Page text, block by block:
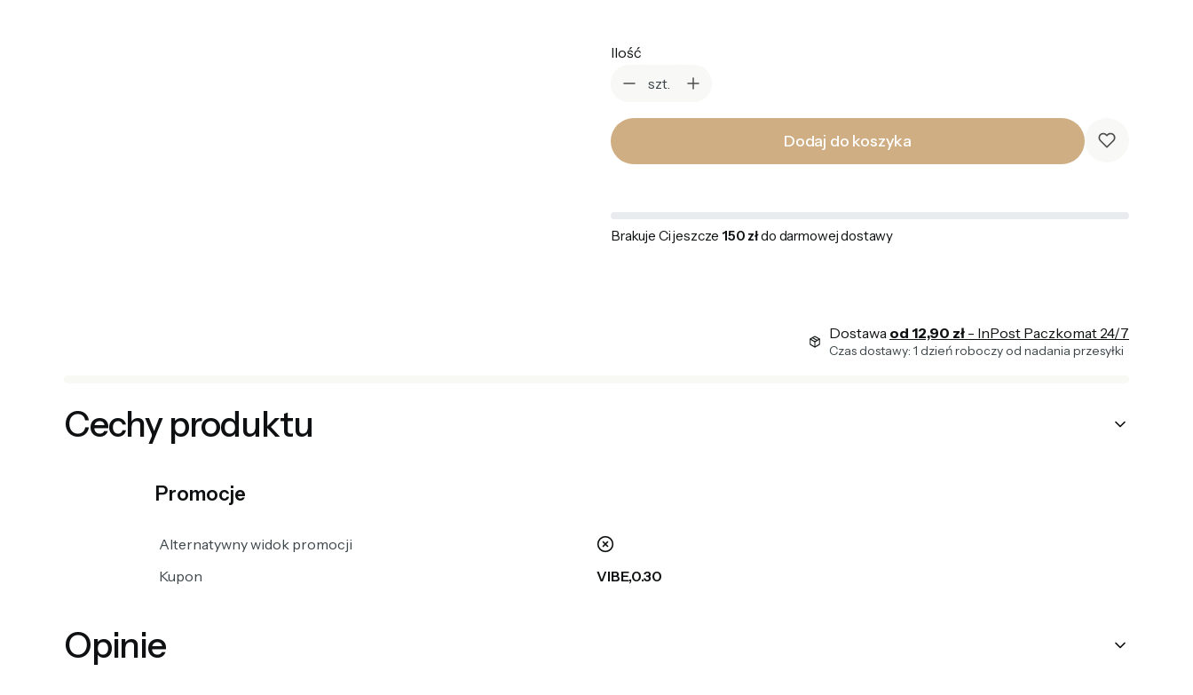
Ilość
szt.
Dodaj do koszyka
Brakuje Ci jeszcze 150 złdo darmowej dostawy
Dostawa od 12,90 zł - InPost Paczkomat 24/7
Czas dostawy: 1 dzień roboczy od nadania przesyłki
Cechy produktu
Promocje
Alternatywny widok promocji
nie
Kupon
VIBE,0.30
Opinie